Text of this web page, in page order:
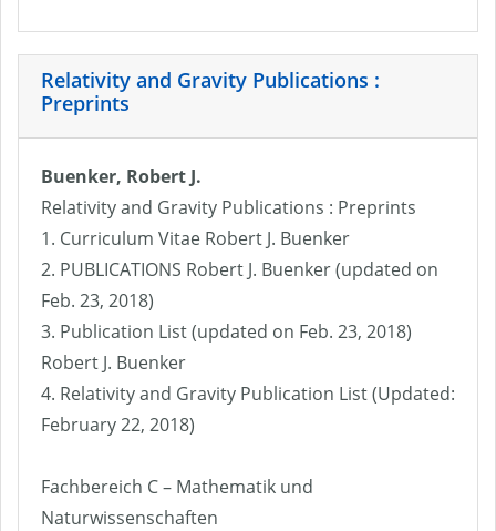
Relativity and Gravity Publications :
Preprints
Buenker, Robert J.
Relativity and Gravity Publications : Preprints
1. Curriculum Vitae Robert J. Buenker
2. PUBLICATIONS Robert J. Buenker (updated on
Feb. 23, 2018)
3. Publication List (updated on Feb. 23, 2018)
Robert J. Buenker
4. Relativity and Gravity Publication List (Updated:
February 22, 2018)
Fachbereich C – Mathematik und
Naturwissenschaften